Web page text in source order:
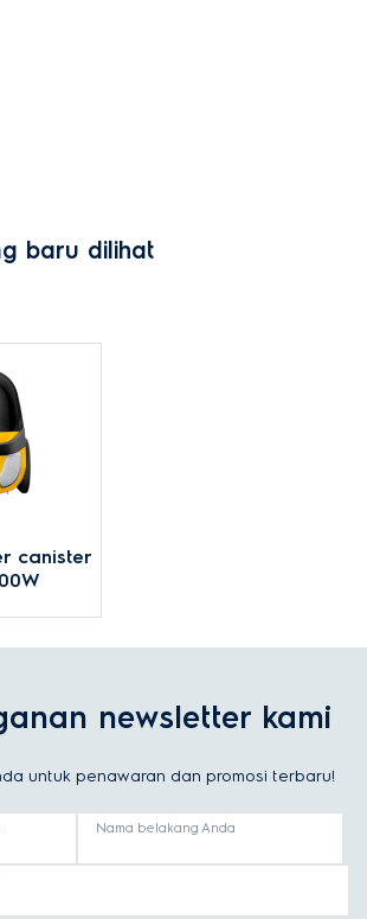
baru dilihat
canister
newsletter kami
untuk penawaran dan promosi terbaru!
Nama belakang Anda